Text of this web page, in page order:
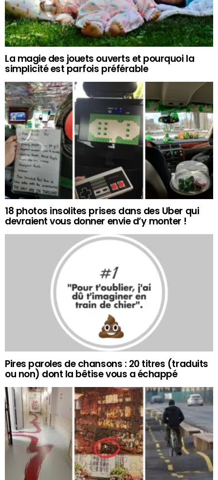
La magie des jouets ouverts et pourquoi la
simplicité est parfois préférable
18 photos insolites prises dans des Uber qui
devraient vous donner envie d’y monter !
Pires paroles de chansons : 20 titres (traduits
ou non) dont la bêtise vous a échappé